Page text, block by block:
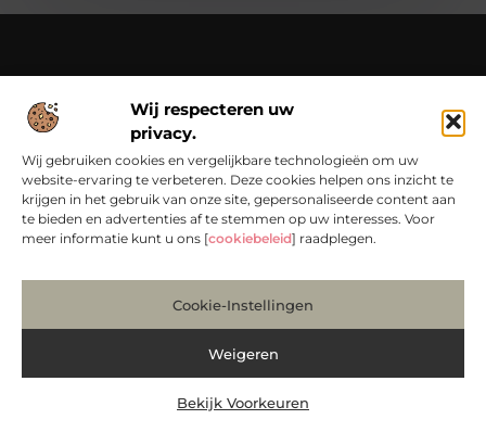
Wij respecteren uw
privacy.
Wij gebruiken cookies en vergelijkbare technologieën om uw
website-ervaring te verbeteren. Deze cookies helpen ons inzicht te
krijgen in het gebruik van onze site, gepersonaliseerde content aan
te bieden en advertenties af te stemmen op uw interesses. Voor
meer informatie kunt u ons [cookiebeleid] raadplegen.
Cookie-Instellingen
Weigeren
Bekijk Voorkeuren
Van praktische tips tot bijzondere verhalen – lees en beleef
het op Chondropython.nl.
Duik in een rijke verzameling artikelen die je inspireren en je
dagelijks leven een frisse kijk geven.
Bericht categorie
@2025 www.chondropython.nl. All Right Reserved.